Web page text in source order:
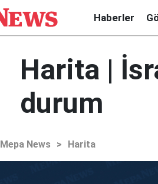
Haberler
Harita |
durum
Mepa News > Harita